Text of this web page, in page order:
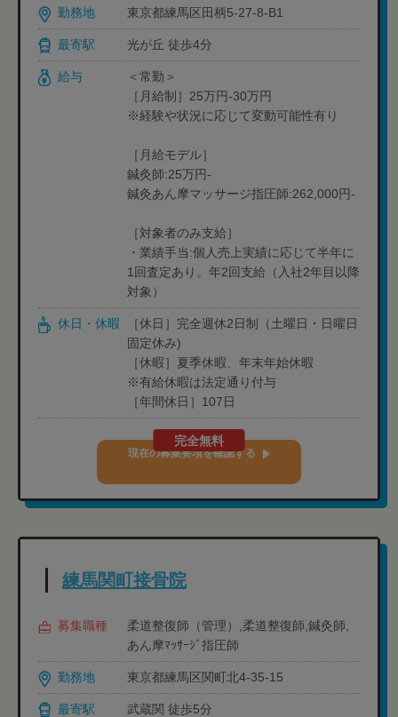
勤務地 東京都練馬区田柄5-27-8-B1
最寄駅 光が丘 徒歩4分
給与
＜常勤＞
［月給制］25万円-30万円
※経験や状況に応じて変動可能性有り
［月給モデル］
鍼灸師:25万円-
鍼灸あん摩マッサージ指圧師:262,000円-
［対象者のみ支給］
・業績手当:個人売上実績に応じて半年に
1回査定あり。年2回支給（入社2年目以降
対象）
休日・休暇
［休日］完全週休2日制（土曜日・日曜日
固定休み)
［休暇］夏季休暇、年末年始休暇
※有給休暇は法定通り付与
［年間休日］107日
完全無料
現在の募集要項を確認する
練馬関町接骨院
募集職種
柔道整復師（管理）,柔道整復師,鍼灸師,
あん摩ﾏｯｻｰｼﾞ指圧師
勤務地 東京都練馬区関町北4-35-15
最寄駅 武蔵関 徒歩5分